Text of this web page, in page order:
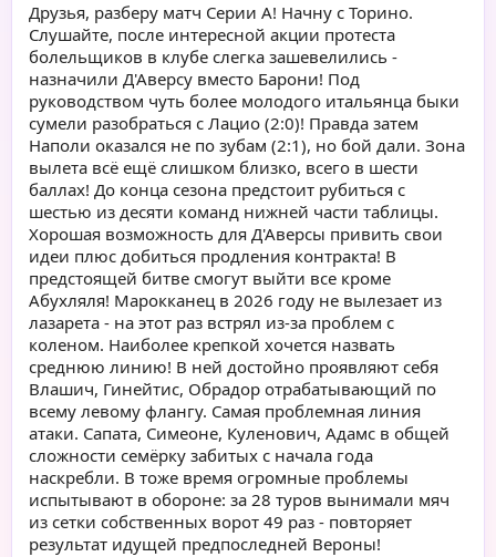
Друзья, разберу матч Серии А! Начну с Торино.
Слушайте, после интересной акции протеста
болельщиков в клубе слегка зашевелились -
назначили Д'Аверсу вместо Барони! Под
руководством чуть более молодого итальянца быки
сумели разобраться с Лацио (2:0)! Правда затем
Наполи оказался не по зубам (2:1), но бой дали. Зона
вылета всё ещё слишком близко, всего в шести
баллах! До конца сезона предстоит рубиться с
шестью из десяти команд нижней части таблицы.
Хорошая возможность для Д'Аверсы привить свои
идеи плюс добиться продления контракта! В
предстоящей битве смогут выйти все кроме
Абухляля! Марокканец в 2026 году не вылезает из
лазарета - на этот раз встрял из-за проблем с
коленом. Наиболее крепкой хочется назвать
среднюю линию! В ней достойно проявляют себя
Влашич, Гинейтис, Обрадор отрабатывающий по
всему левому флангу. Самая проблемная линия
атаки. Сапата, Симеоне, Куленович, Адамс в общей
сложности семёрку забитых с начала года
наскребли. В тоже время огромные проблемы
испытывают в обороне: за 28 туров вынимали мяч
из сетки собственных ворот 49 раз - повторяет
результат идущей предпоследней Вероны!